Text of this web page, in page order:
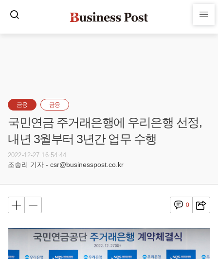
금융 금융
국민연금 주거래은행에 우리은행 선정,
내년 3월부터 3년간 업무 수행
2022-12-27 16:54:44
조승리 기자 - csr@businesspost.co.kr
0